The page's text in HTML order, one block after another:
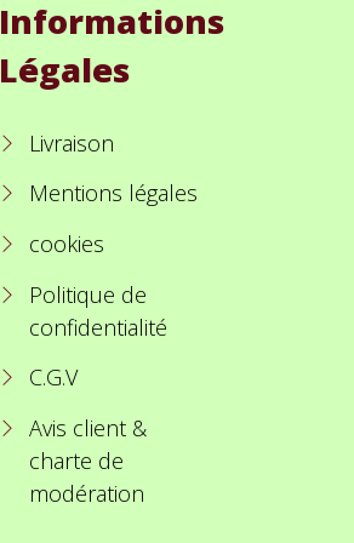
Informations
Légales
Livraison
Mentions légales
cookies
Politique de
confidentialité
C.G.V
Avis client &
charte de
modération